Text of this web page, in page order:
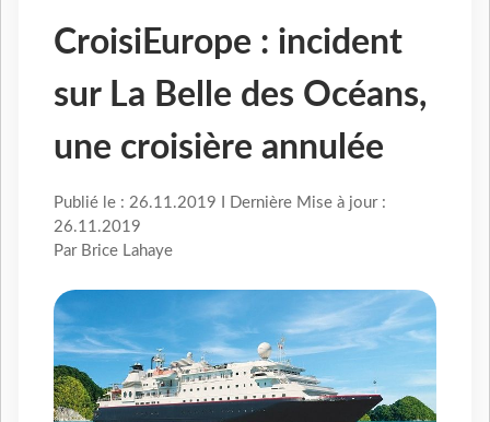
CroisiEurope : incident
sur La Belle des Océans,
une croisière annulée
Publié le : 26.11.2019 I Dernière Mise à jour :
26.11.2019
Par Brice Lahaye